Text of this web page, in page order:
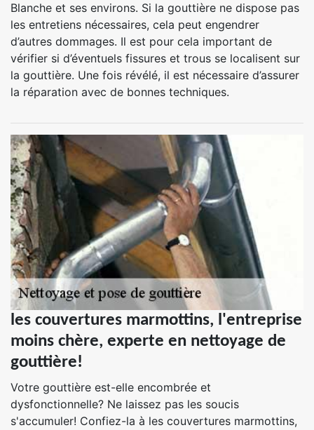
Blanche et ses environs. Si la gouttière ne dispose pas
les entretiens nécessaires, cela peut engendrer
d’autres dommages. Il est pour cela important de
vérifier si d’éventuels fissures et trous se localisent sur
la gouttière. Une fois révélé, il est nécessaire d’assurer
la réparation avec de bonnes techniques.
les couvertures marmottins, l'entreprise
moins chère, experte en nettoyage de
gouttière!
Votre gouttière est-elle encombrée et
dysfonctionnelle? Ne laissez pas les soucis
s'accumuler! Confiez-la à les couvertures marmottins,